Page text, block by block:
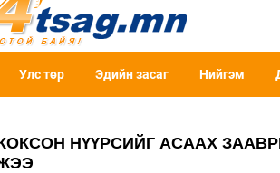
Улс төр Эдийн засаг Нийгэм
НҮҮРСИЙГ АСААХ